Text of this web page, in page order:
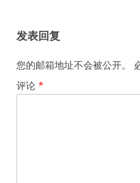
发表回复
您的邮箱地址不会被公开。
评论 *